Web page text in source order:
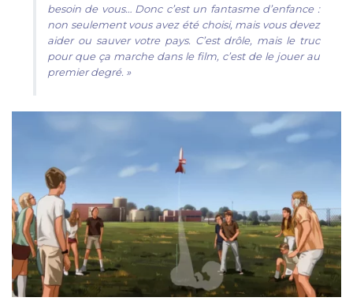
besoin de vous… Donc c’est un fantasme d’enfance :
non seulement vous avez été choisi, mais vous devez
aider ou sauver votre pays. C’est drôle, mais le truc
pour que ça marche dans le film, c’est de le jouer au
premier degré. »